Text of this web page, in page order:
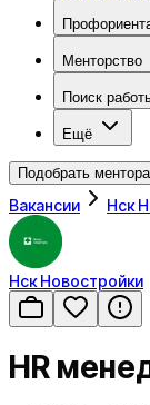
Менторство
Поиск
Ещё
Подобрать ментора
Вакансии Нск
Нск Новостройки
HR